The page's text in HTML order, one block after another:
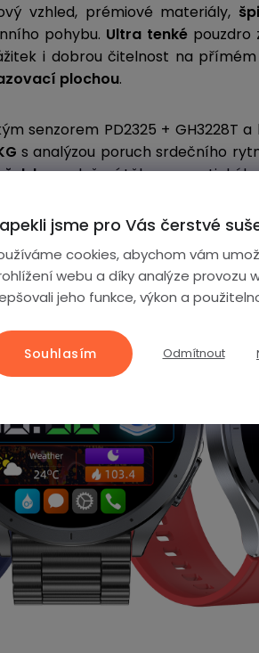
jsme pro Vás čerstvé
cookies, abychom vám
webu a díky analýze provozu
jeho funkce, výkon a
Odmítnout
Souhlasím
vzhled, prémiové materiály,
pohybu. Ultra tenképouzdro
i dobrou čitelnost na přímém
plochou.
senzorem PD2325 + GH3228T
s analýzou poruch srdečního
krve,složení těla,